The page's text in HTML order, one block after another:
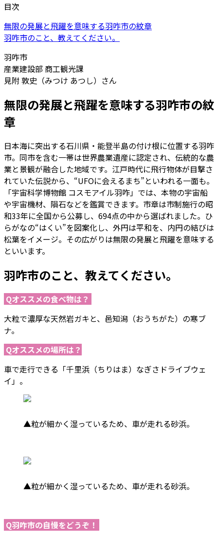
目次
無限の発展と飛躍を意味する羽咋市の紋章
羽咋市のこと、教えてください。
羽咋市
産業建設部 商工観光課
見附 敦史（みつけ あつし）さん
無限の発展と飛躍を意味する羽咋市の紋
章
日本海に突出する石川県・能登半島の付け根に位置する羽咋
市。同市を含む一帯は世界農業遺産に認定され、伝統的な農
業と景観が融合した地域です。江戸時代に飛行物体が目撃さ
れていた伝説から、“UFOに会えるまち”といわれる一面も。
「宇宙科学博物館 コスモアイル羽咋」では、本物の宇宙船
や宇宙機材、隕石などを鑑賞できます。市章は市制施行の昭
和33年に全国から公募し、694点の中から選ばれました。ひ
らがなの“はくい”を図案化し、外円は平和を、内円の結びは
松葉をイメージ。その広がりは無限の発展と飛躍を意味する
といいます。
羽咋市のこと、教えてください。
Qオススメの食べ物は？
大粒で濃厚な天然岩ガキと、邑知潟（おうちがた）の寒ブ
ナ。
Qオススメの場所は？
車で走行できる「千里浜（ちりはま）なぎさドライブウェ
イ」。
▲粒が細かく湿っているため、車が走れる砂浜。
▲粒が細かく湿っているため、車が走れる砂浜。
Q羽咋市の自慢をどうぞ！